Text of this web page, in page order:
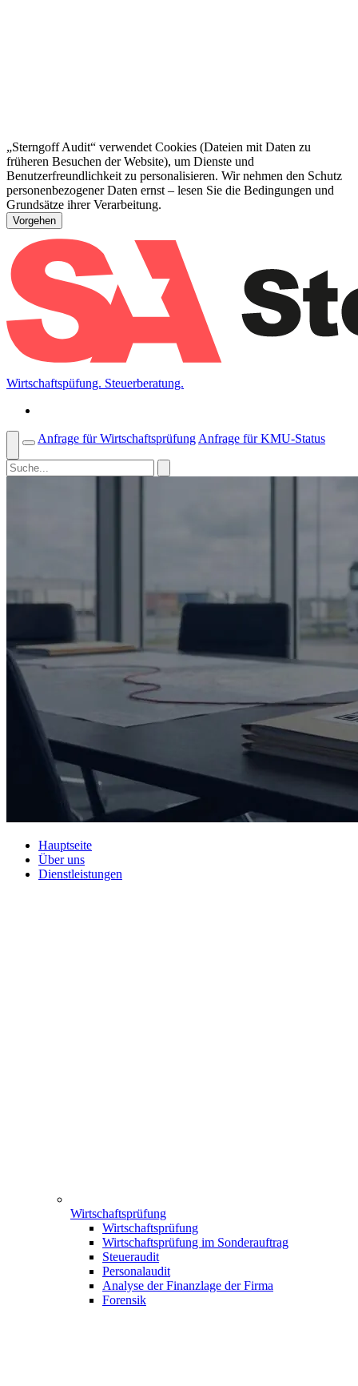
„Sterngoff Audit“ verwendet Cookies (Dateien mit Daten zu
früheren Besuchen der Website), um Dienste und
Benutzerfreundlichkeit zu personalisieren. Wir nehmen den Schutz
personenbezogener Daten ernst – lesen Sie die Bedingungen und
Grundsätze ihrer Verarbeitung.
Vorgehen
Wirtschaftspüfung. Steuerberatung.
Anfrage für Wirtschaftsprüfung Anfrage für KMU-Status
Hauptseite
Über uns
Dienstleistungen
Wirtschaftsprüfung
Wirtschaftsprüfung
Wirtschaftsprüfung im Sonderauftrag
Steueraudit
Personalaudit
Analyse der Finanzlage der Firma
Forensik